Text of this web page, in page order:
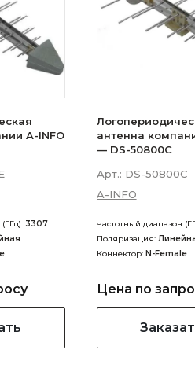
A-INFO
3307
антенна
— DS-50800C
Арт.: DS-50800C
A-INFO
Частотный диапазон
Поляризация:
Коннектор: N-Female
Цена по